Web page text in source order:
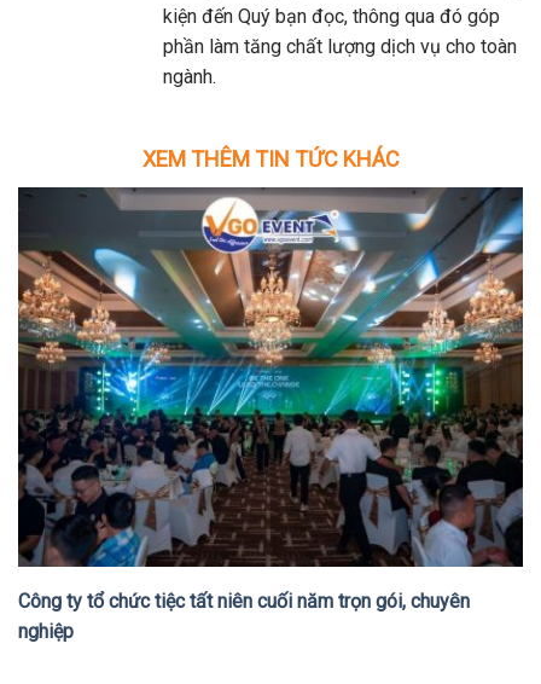
kiện đến Quý bạn đọc, thông qua đó góp
phần làm tăng chất lượng dịch vụ cho toàn
ngành.
XEM THÊM TIN TỨC KHÁC
Công ty tổ chức tiệc tất niên cuối năm trọn gói, chuyên
nghiệp